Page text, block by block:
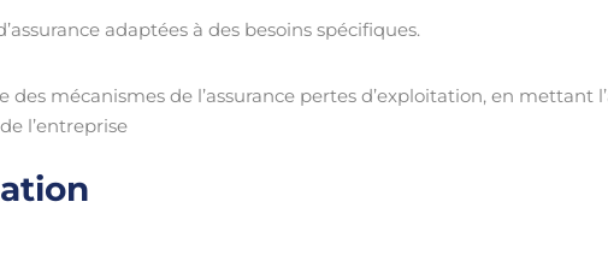
adaptées à des besoins spécifiques.
mécanismes de l’assurance pertes d’exploitation, en mettant
l’entreprise